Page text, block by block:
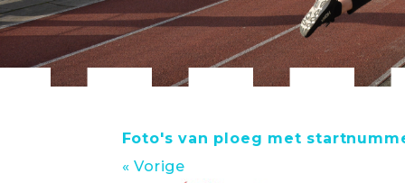
Foto's van ploeg met
« Vorige